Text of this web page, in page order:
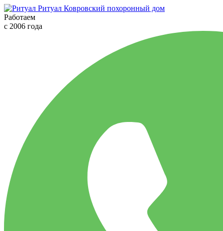
Ритуал Ковровский похоронный дом
Работаем
с 2006 года